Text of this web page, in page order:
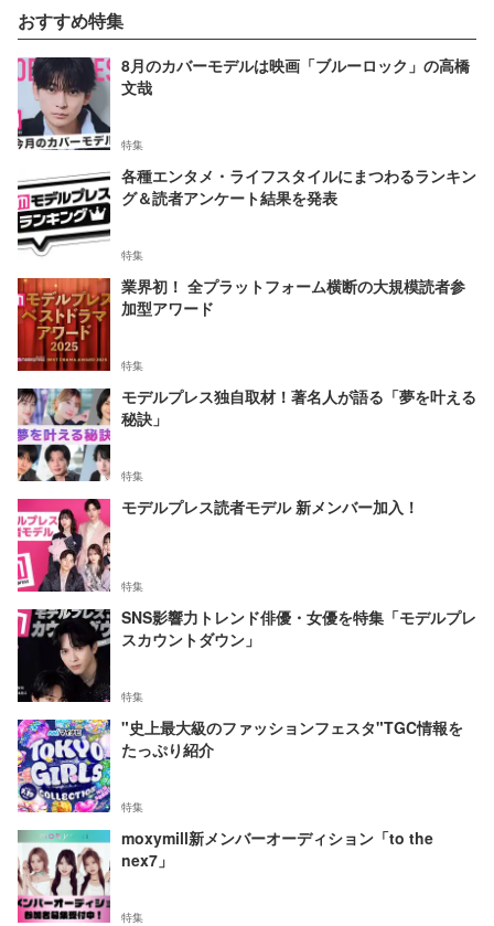
おすすめ特集
8月のカバーモデルは映画「ブルーロック」の高橋
文哉
特集
各種エンタメ・ライフスタイルにまつわるランキン
グ＆読者アンケート結果を発表
特集
業界初！ 全プラットフォーム横断の大規模読者参
加型アワード
特集
モデルプレス独自取材！著名人が語る「夢を叶える
秘訣」
特集
モデルプレス読者モデル 新メンバー加入！
特集
SNS影響力トレンド俳優・女優を特集「モデルプレ
スカウントダウン」
特集
"史上最大級のファッションフェスタ"TGC情報を
たっぷり紹介
特集
moxymill新メンバーオーディション「to the
nex7」
特集